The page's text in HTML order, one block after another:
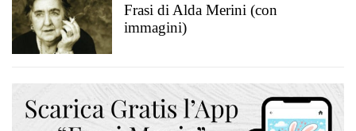
Frasi di Alda Merini (con
immagini)